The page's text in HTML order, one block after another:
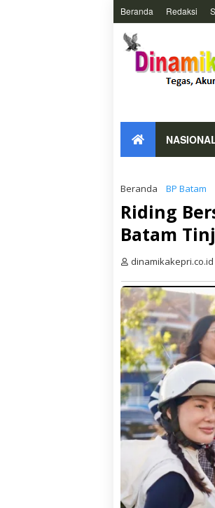
Beranda Redaksi
Beranda BP Batam
Riding
Batam
dinamikakepri.co.id